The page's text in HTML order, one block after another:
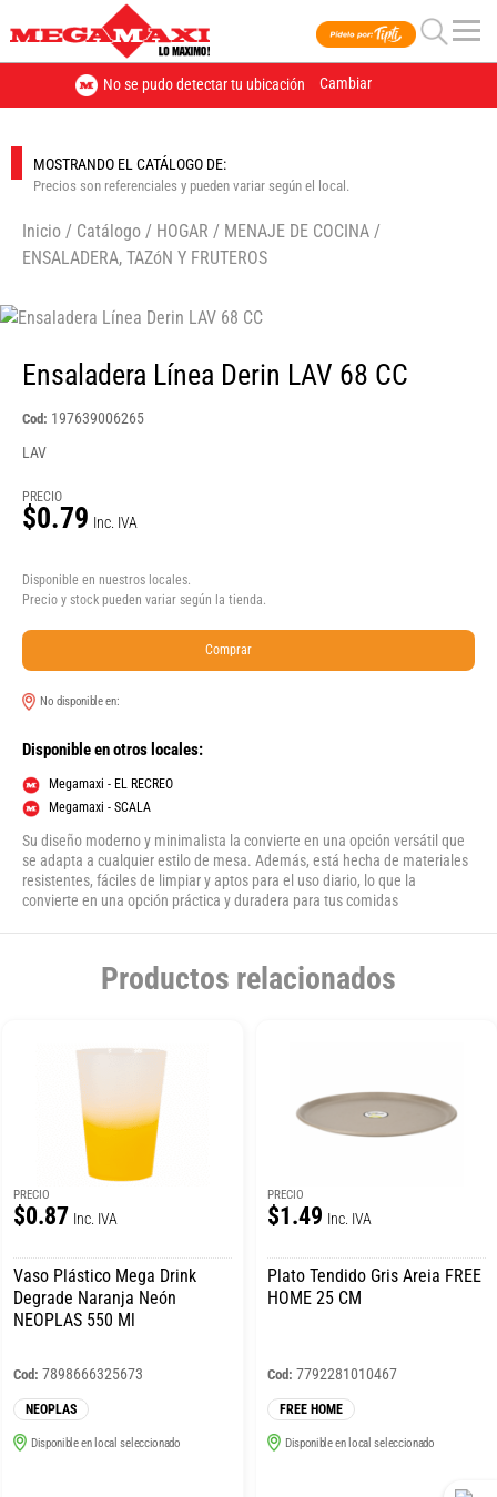
No se pudo detectar tu ubicación Cambiar
MOSTRANDO EL CATÁLOGO DE:
Precios son referenciales y pueden variar según el local.
Inicio / Catálogo / HOGAR / MENAJE DE COCINA /
ENSALADERA, TAZóN Y FRUTEROS
Ensaladera Línea Derin LAV 68 CC
Cod: 197639006265
LAV
PRECIO
$0.79 Inc. IVA
Disponible en nuestros locales.
Precio y stock pueden variar según la tienda.
Comprar
No disponible en:
Disponible en otros locales:
Megamaxi - EL RECREO
Megamaxi - SCALA
Su diseño moderno y minimalista la convierte en una opción versátil que
se adapta a cualquier estilo de mesa. Además, está hecha de materiales
resistentes, fáciles de limpiar y aptos para el uso diario, lo que la
convierte en una opción práctica y duradera para tus comidas
Productos relacionados
PRECIO
$0.87 Inc. IVA
Vaso Plástico Mega Drink
Degrade Naranja Neón
NEOPLAS 550 Ml
Cod: 7898666325673
NEOPLAS
Disponible en local seleccionado
PRECIO
$1.49 Inc. IVA
Plato Tendido Gris Areia FREE
HOME 25 CM
Cod: 7792281010467
FREE HOME
Disponible en local seleccionado